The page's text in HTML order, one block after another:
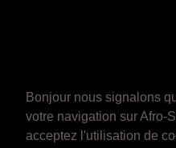
Bonjour nous signalons
votre navigation sur Afro-
acceptez l'utilisation de